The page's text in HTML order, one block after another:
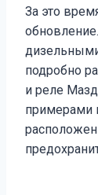
За это
подробно
и реле
примерами